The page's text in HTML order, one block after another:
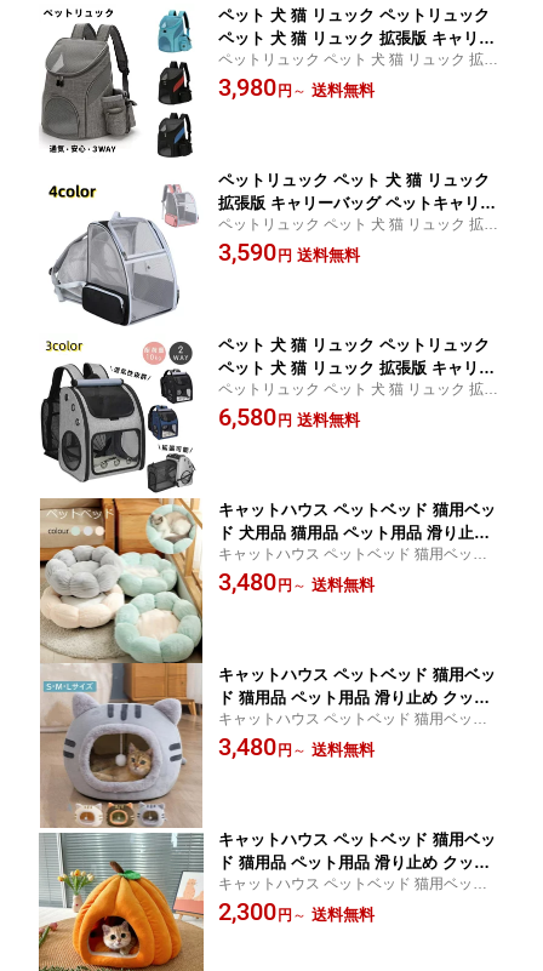
ペット 犬 猫 リュック ペットリュック
ペット 犬 猫 リュック 拡張版 キャリー
バッグ ペットキャリー 折り畳み式 犬用
猫用 小型犬 小動物 旅行 通院 ペット お
ペットリュック ペット 犬 猫 リュック 拡張
版 キャリーバッグ ペットキャリー 折り畳
み式 犬用 猫用 小型犬 小動物 旅行 通院 ペ
3,980 円 ～ 送料無料
ペットリュック ペット 犬 猫 リュック
拡張版 キャリーバッグ ペットキャリー
折り畳み式 犬用 猫用 小型犬 小動物 旅
行 通院 ペット お出かけ
ペットリュック ペット 犬 猫 リュック 拡張
版 キャリーバッグ ペットキャリー 折り畳
み式 犬用 猫用 小型犬 小動物 旅行 通院 ペ
3,590 円 送料無料
ペット 犬 猫 リュック ペットリュック
ペット 犬 猫 リュック 拡張版 キャリー
バッグ ペットキャリー 折り畳み式 犬用
猫用 小型犬 小動物 旅行 通院 ペット お
ペットリュック ペット 犬 猫 リュック 拡張
版 キャリーバッグ ペットキャリー 折り畳
み式 犬用 猫用 小型犬 小動物 旅行 通院 ペ
6,580 円 送料無料
キャットハウス ペットベッド 猫用ベッ
ド 犬用品 猫用品 ペット用品 滑り止め
クッション ペットクッション おしゃれ
可愛い 暖かい
キャットハウス ペットベッド 猫用ベッド
犬用品 猫用品 ペット用品 滑り止め クッシ
ョン ペットクッション おしゃれ 可愛い 暖
3,480 円 ～ 送料無料
キャットハウス ペットベッド 猫用ベッ
ド 猫用品 ペット用品 滑り止め クッシ
ョン ペットクッション おしゃれ 可愛い
暖かい
キャットハウス ペットベッド 猫用ベッド
犬猫用品 ペット用品 滑り止め クッション
ペットクッション おしゃれ 可愛い 暖かい
3,480 円 ～ 送料無料
キャットハウス ペットベッド 猫用ベッ
ド 猫用品 ペット用品 滑り止め クッシ
ョン ペットクッション おしゃれ 可愛い
暖かい
キャットハウス ペットベッド 猫用ベッド
犬猫用品 ペット用品 滑り止め クッション
ペットクッション おしゃれ 可愛い 暖かい
2,300 円 ～ 送料無料